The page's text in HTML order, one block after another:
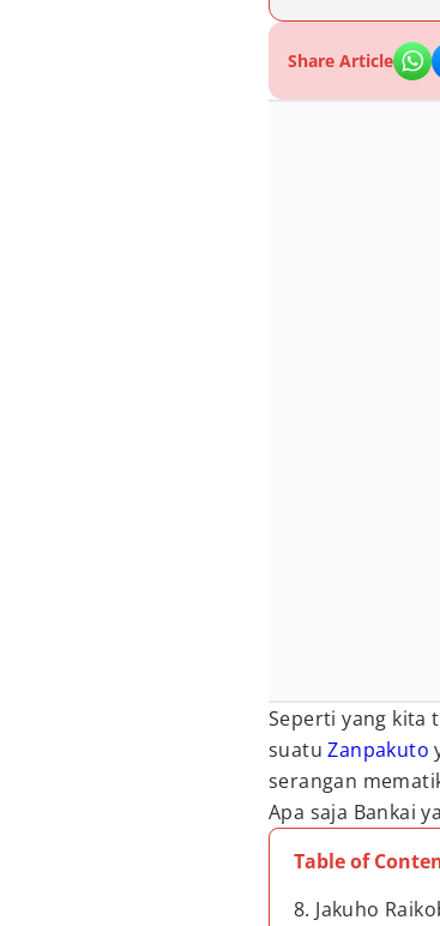
Share Article
Seperti yang kita
suatuZanpakuto
serangan
Apa saja Bankai
Table of
8. Jakuho